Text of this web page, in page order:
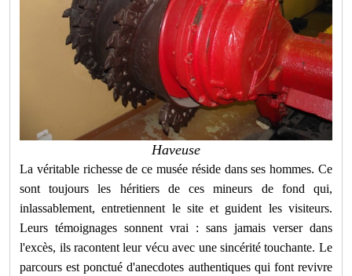
Haveuse
La véritable richesse de ce musée réside dans ses hommes. Ce
sont toujours les héritiers de ces mineurs de fond qui,
inlassablement, entretiennent le site et guident les visiteurs.
Leurs témoignages sonnent vrai : sans jamais verser dans
l'excès, ils racontent leur vécu avec une sincérité touchante. Le
parcours est ponctué d'anecdotes authentiques qui font revivre